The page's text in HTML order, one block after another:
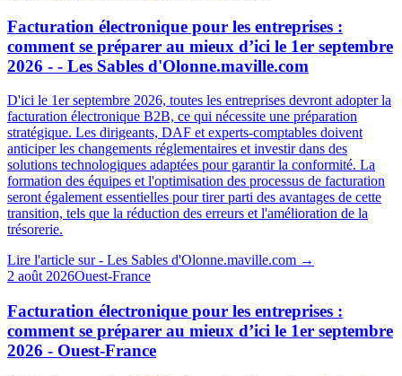
Facturation électronique pour les entreprises :
comment se préparer au mieux d’ici le 1er septembre
2026 - - Les Sables d'Olonne.maville.com
D'ici le 1er septembre 2026, toutes les entreprises devront adopter la
facturation électronique B2B, ce qui nécessite une préparation
stratégique. Les dirigeants, DAF et experts-comptables doivent
anticiper les changements réglementaires et investir dans des
solutions technologiques adaptées pour garantir la conformité. La
formation des équipes et l'optimisation des processus de facturation
seront également essentielles pour tirer parti des avantages de cette
transition, tels que la réduction des erreurs et l'amélioration de la
trésorerie.
Lire l'article sur- Les Sables d'Olonne.maville.com →
2 août 2026Ouest-France
Facturation électronique pour les entreprises :
comment se préparer au mieux d’ici le 1er septembre
2026 - Ouest-France